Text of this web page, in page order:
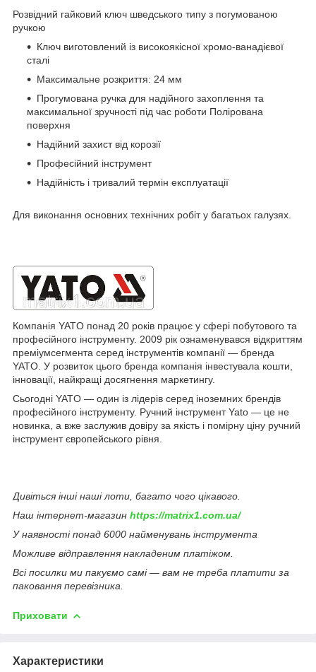
Розвідний гайковий ключ шведського типу з погумованою
ручкою
Ключ виготовлений із високоякісної хромо-ванадієвої
сталі
Максимальне розкриття: 24 мм
Прогумована ручка для надійного захоплення та
максимальної зручності під час роботи Полірована
поверхня
Надійний захист від корозії
Професійний інструмент
Надійність і тривалий термін експлуатації
Для виконання основних технічних робіт у багатьох галузях.
Компанія YATO понад 20 років працює у сфері побутового та
професійного інструменту. 2009 рік ознаменувався відкриттям
преміумсегмента серед інструментів компанії — бренда
YATO. У розвиток цього бренда компанія інвестувала кошти,
інновації, найкращі досягнення маркетингу.
Сьогодні YATO — один із лідерів серед іноземних брендів
професійного інструменту. Ручний інструмент Yato — це не
новинка, а вже заслужив довіру за якість і помірну ціну ручний
інструмент європейського рівня.
Дивіться інші наші лоти, багато чого цікавого.
Наш інтернет-магазин https://matrix1.com.ua/
У наявності понад 6000 найменувань інструмента
Можливе відправлення накладеним платіжом.
Всі посилки ми пакуємо самі — вам не треба платити за
паковання перевізника.
Приховати
Характеристики